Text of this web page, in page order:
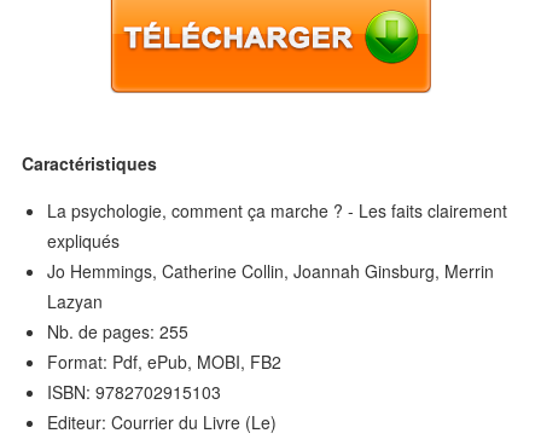
Caractéristiques
La psychologie, comment ça marche ? - Les faits clairement
expliqués
Jo Hemmings, Catherine Collin, Joannah Ginsburg, Merrin
Lazyan
Nb. de pages: 255
Format: Pdf, ePub, MOBI, FB2
ISBN: 9782702915103
Editeur: Courrier du Livre (Le)